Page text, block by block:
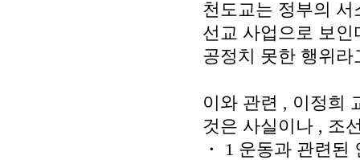
천도교는 정부의
선교 사업으로 보
공정치 못한 행위
이와 관련 , 이정희
것은 사실이나 , 조
・
1 운동과 관련된